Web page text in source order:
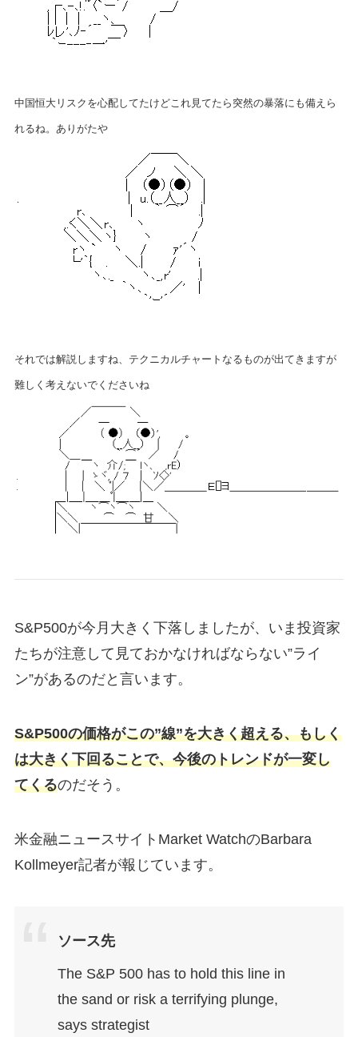
中国恒大リスクを心配してたけどこれ見てたら突然の暴落にも備えら
れるね。ありがたや
それでは解説しますね、テクニカルチャートなるものが出てきますが
難しく考えないでくださいね
S&P500が今月大きく下落しましたが、いま投資家
たちが注意して見ておかなければならない”ライ
ン”があるのだと言います。
S&P500の価格がこの”線”を大きく超える、もしく
は大きく下回ることで、今後のトレンドが一変し
てくるのだそう。
米金融ニュースサイトMarket WatchのBarbara
Kollmeyer記者が報じています。
ソース先
The S&P 500 has to hold this line in
the sand or risk a terrifying plunge,
says strategist